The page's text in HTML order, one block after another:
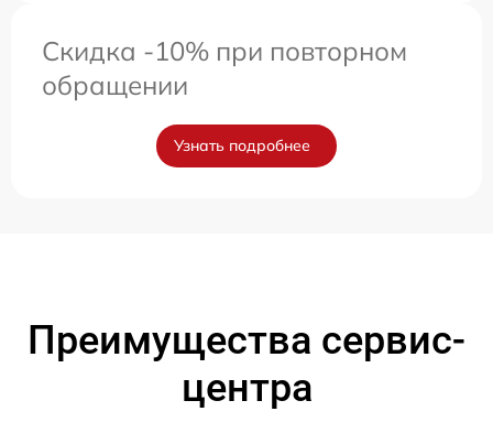
Скидка -10% при повторном
обращении
Узнать подробнее
Преимущества сервис-
центра